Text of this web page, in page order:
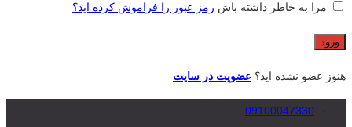
مرا به خاطر داشته باش رمز عبور را فراموش کرده اید؟
هنوز عضو نشده اید؟ عضویت در سایت
09100047330